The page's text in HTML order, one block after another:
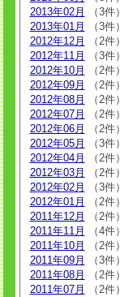
2013年02月
（3件）
2013年01月
（3件）
2012年12月
（2件）
2012年11月
（3件）
2012年10月
（2件）
2012年09月
（2件）
2012年08月
（2件）
2012年07月
（2件）
2012年06月
（2件）
2012年05月
（3件）
2012年04月
（2件）
2012年03月
（2件）
2012年02月
（3件）
2012年01月
（2件）
2011年12月
（2件）
2011年11月
（4件）
2011年10月
（2件）
2011年09月
（3件）
2011年08月
（2件）
2011年07月
（2件）